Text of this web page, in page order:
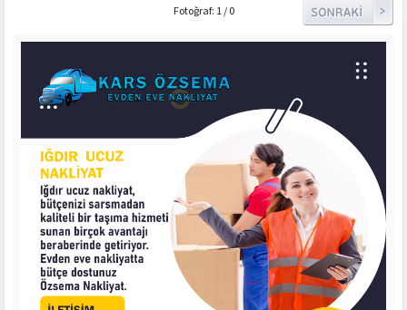
Fotoğraf: 1 / 0